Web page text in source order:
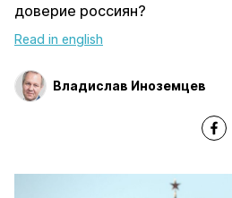
доверие россиян?
Read in english
Владислав Иноземцев